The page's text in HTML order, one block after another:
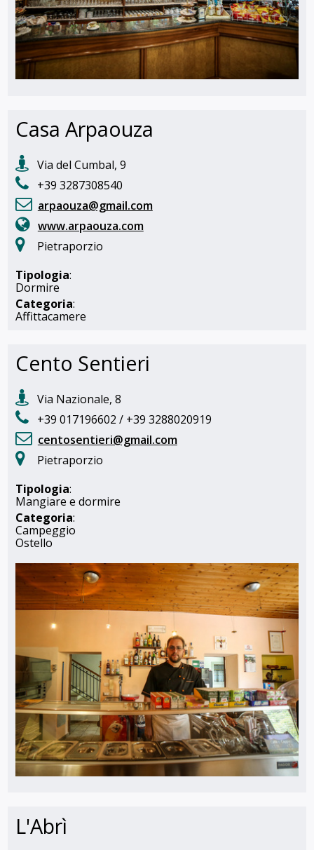
Casa Arpaouza
Via del Cumbal, 9
+39 3287308540
arpaouza@gmail.com
www.arpaouza.com
Pietraporzio
Tipologia:
Dormire
Categoria:
Affittacamere
Cento Sentieri
Via Nazionale, 8
+39 017196602 / +39 3288020919
centosentieri@gmail.com
Pietraporzio
Tipologia:
Mangiare e dormire
Categoria:
Campeggio
Ostello
L'Abrì